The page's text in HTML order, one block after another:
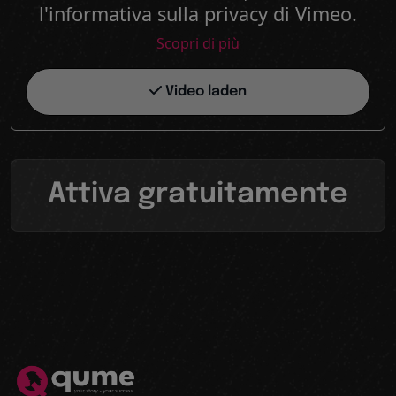
l'informativa sulla privacy di Vimeo.
Scopri di più
Video laden
Attiva gratuitamente